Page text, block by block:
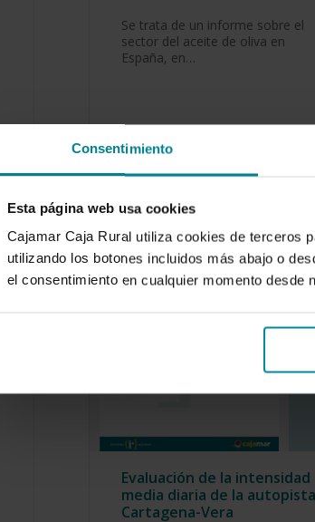
Consentimiento
Esta página web usa cookies
Cajamar Caja Rural utiliza cookies de terceros
utilizando los botones incluidos más abajo o
el consentimiento en cualquier momento desde
Se trata de un informe sobre el
sector del aceite de oliva en
España, en…
Evaluación de la intensidad
media diaria de la autopista
Cartagena-Vera